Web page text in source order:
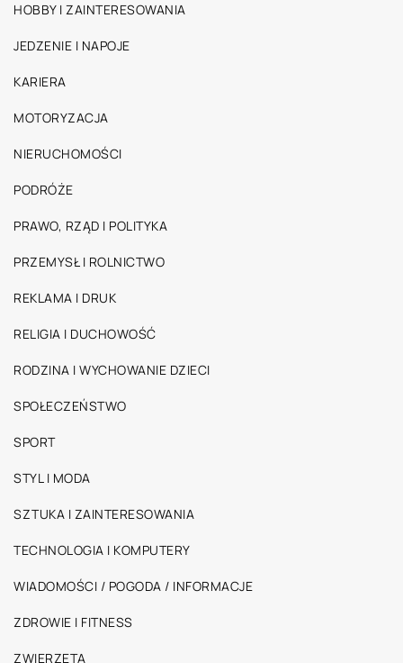
HOBBY I ZAINTERESOWANIA
JEDZENIE I NAPOJE
KARIERA
MOTORYZACJA
NIERUCHOMOŚCI
PODRÓŻE
PRAWO, RZĄD I POLITYKA
PRZEMYSŁ I ROLNICTWO
REKLAMA I DRUK
RELIGIA I DUCHOWOŚĆ
RODZINA I WYCHOWANIE DZIECI
SPOŁECZEŃSTWO
SPORT
STYL I MODA
SZTUKA I ZAINTERESOWANIA
TECHNOLOGIA I KOMPUTERY
WIADOMOŚCI / POGODA / INFORMACJE
ZDROWIE I FITNESS
ZWIERZĘTA